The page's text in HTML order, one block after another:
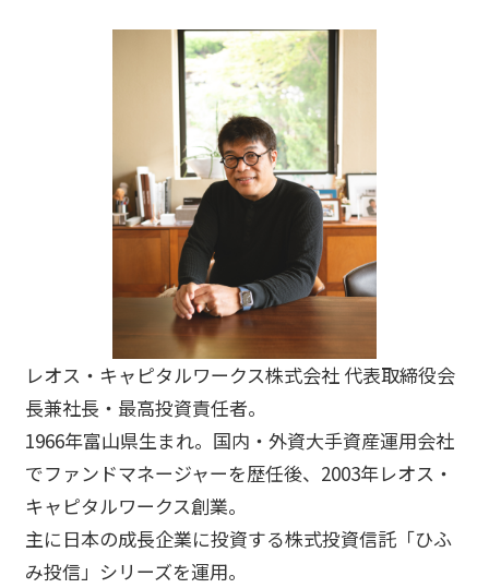
レオス・キャピタルワークス株式会社 代表取締役会
長兼社長・最高投資責任者。
1966年富山県生まれ。国内・外資大手資産運用会社
でファンドマネージャーを歴任後、2003年レオス・
キャピタルワークス創業。
主に日本の成長企業に投資する株式投資信託「ひふ
み投信」シリーズを運用。